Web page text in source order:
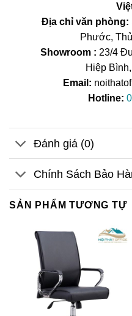
Địa chỉ văn phòng:
Phước,
Showroom : 23/4
Hiệp
Email:
Hotline:
Đánh giá (0)
Chính Sách Bảo
SẢN PHẨM TƯƠNG TỰ